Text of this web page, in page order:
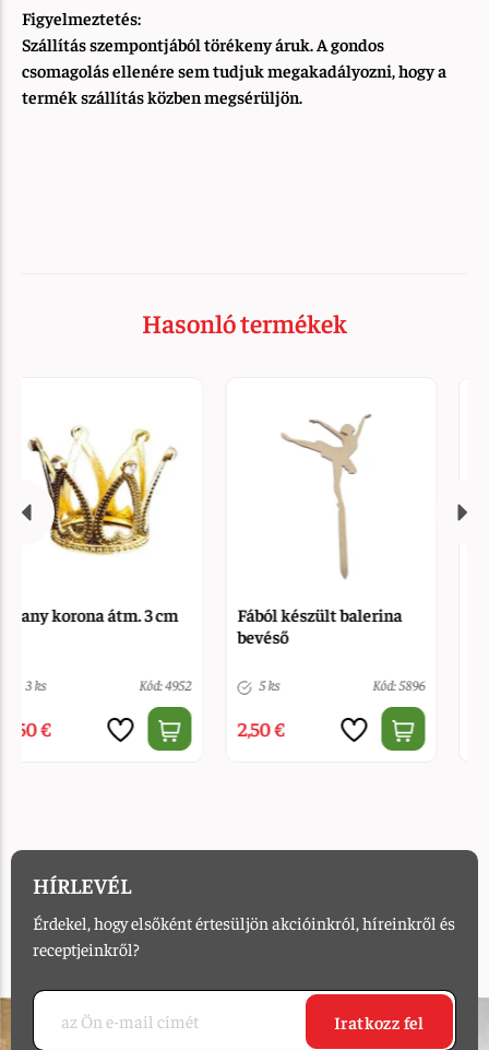
Figyelmeztetés:
Szállítás szempontjából törékeny áruk. A gondos
csomagolás ellenére sem tudjuk megakadályozni, hogy a
termék szállítás közben megsérüljön.
Hasonló termékek
Fából készült balerina
Kód: 5896
2,50 €
Arany korona kövekkel
átm. 3 cm
Kód: 4989
2,90 €
HÍRLEVÉL
Érdekel, hogy elsőként értesüljön akcióinkról, híreinkről és
receptjeinkről?
Iratkozz fel